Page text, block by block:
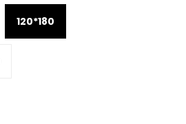
120*180